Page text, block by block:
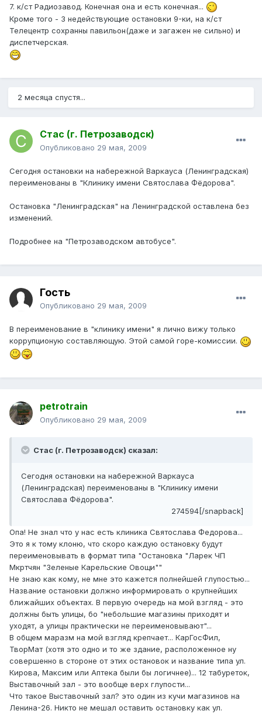
7. к/ст Радиозавод. Конечная она и есть конечная...
Кроме того - 3 недействующие остановки 9-ки, на к/ст
Телецентр сохранны павильон(даже и загажен не сильно) и
диспетчерская.
2 месяца спустя...
Стас (г. Петрозаводск)
Опубликовано 29 мая, 2009
Сегодня остановки на набережной Варкауса (Ленинградская)
переименованы в "Клинику имени Святослава Фёдорова".
Остановка "Ленинградская" на Ленинградской оставлена без
изменений.
Подробнее на "Петрозаводском автобусе".
Гость
Опубликовано 29 мая, 2009
В переименование в "клинику имени" я лично вижу только
коррупционую составляющую. Этой самой горе-комиссии.
petrotrain
Опубликовано 29 мая, 2009
Стас (г. Петрозаводск) сказал:
Сегодня остановки на набережной Варкауса
(Ленинградская) переименованы в "Клинику имени
Святослава Фёдорова".
274594[/snapback]
Опа! Не знал что у нас есть клиника Святослава Федорова...
Это я к тому клоню, что скоро каждую остановку будут
переименовывать в формат типа "Остановка "Ларек ЧП
Мкртчян "Зеленые Карельские Овощи""
Не знаю как кому, не мне это кажется полнейшей глупостью...
Название остановки должно информировать о крупнейших
ближайших объектах. В первую очередь на мой взгляд - это
должны быть улицы, бо "небольшие магазины приходят и
уходят, а улицы практически не переименовывают"...
В общем маразм на мой взгляд крепчает... КарГосФил,
ТворМат (хотя это одно и то же здание, расположенное ну
совершенно в стороне от этих остановок и название типа ул.
Кирова, Максим или Аптека были бы логичнее)... 12 табуреток,
Выставочный зал - это вообще верх глупости...
Что такое Выставочный зал? это один из кучи магазинов на
Ленина-26. Никто не мешал оставить остановку как ул.